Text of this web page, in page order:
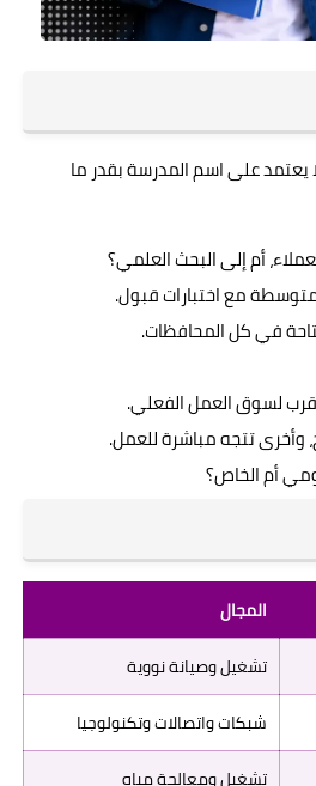
يعتمد على اسم المدرسة بقدر ما
أم إلى البحث العلمي؟
مع اختبارات قبول.
في كل المحافظات.
لسوق العمل الفعلي.
وأخرى تتجه مباشرة للعمل.
أم الخاص؟
المجال
تشغيل وصيانة نووية
شبكات واتصالات وتكنولوجيا
تشغيل ومعالجة مياه